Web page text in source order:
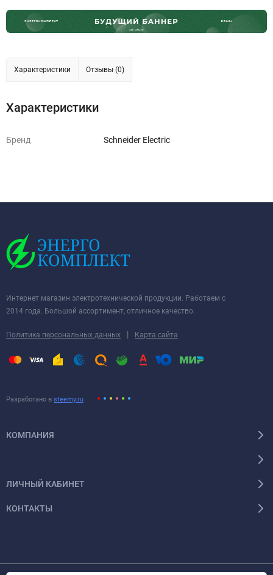
Характеристики Отзывы (0)
Характеристики
Бренд Schneider Electric
Интернет магазин электротехнической продукции. Работаем с
2014 года. Большой ассортимент, отличное качество.
Политика персональных данных | Карта сайта
Разработано в steemy.ru
КОМПАНИЯ
ЛИЧНЫЙ КАБИНЕТ
КОНТАКТЫ